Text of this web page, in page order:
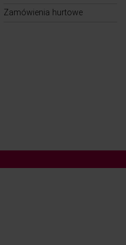
Zamówienia hurtowe